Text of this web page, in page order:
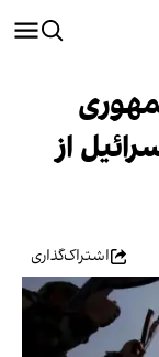
از
اشتراک‌گذاری